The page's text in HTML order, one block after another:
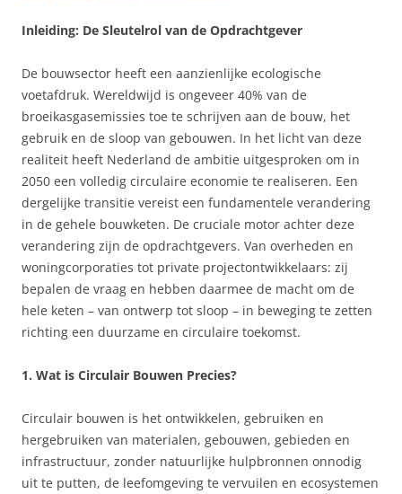
Inleiding: De Sleutelrol van de Opdrachtgever
De bouwsector heeft een aanzienlijke ecologische
voetafdruk. Wereldwijd is ongeveer 40% van de
broeikasgasemissies toe te schrijven aan de bouw, het
gebruik en de sloop van gebouwen. In het licht van deze
realiteit heeft Nederland de ambitie uitgesproken om in
2050 een volledig circulaire economie te realiseren. Een
dergelijke transitie vereist een fundamentele verandering
in de gehele bouwketen. De cruciale motor achter deze
verandering zijn de opdrachtgevers. Van overheden en
woningcorporaties tot private projectontwikkelaars: zij
bepalen de vraag en hebben daarmee de macht om de
hele keten – van ontwerp tot sloop – in beweging te zetten
richting een duurzame en circulaire toekomst.
1. Wat is Circulair Bouwen Precies?
Circulair bouwen is het ontwikkelen, gebruiken en
hergebruiken van materialen, gebouwen, gebieden en
infrastructuur, zonder natuurlijke hulpbronnen onnodig
uit te putten, de leefomgeving te vervuilen en ecosystemen